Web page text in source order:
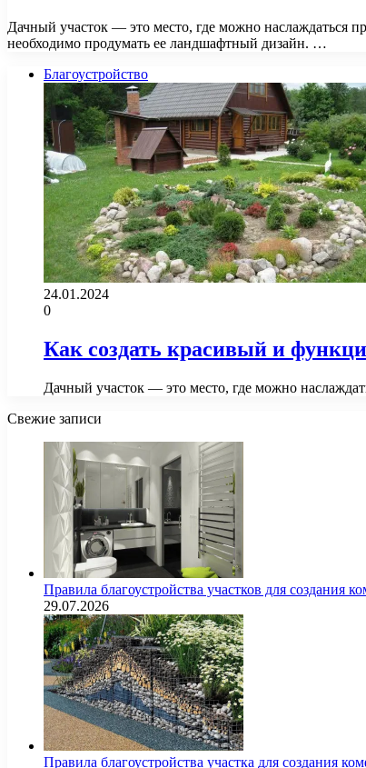
Дачный участок — это место, где можно наслаждаться
необходимо продумать ее ландшафтный дизайн. …
Благоустройство
24.01.2024
0
Как создать красивый и
Дачный участок — это место, где можно
Свежие записи
Правила благоустройства участков для создания
29.07.2026
Правила благоустройства участка для создания